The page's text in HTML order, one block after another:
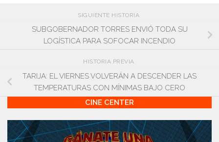
SIGUIENTE HISTORIA
SUBGOBERNADOR TORRES ENVIÓ TODA SU
LOGÍSTICA PARA SOFOCAR INCENDIO
HISTORIA PREVIA
TARIJA: EL VIERNES VOLVERÁN A DESCENDER LAS
TEMPERATURAS CON MÍNIMAS BAJO CERO
CINE CENTER